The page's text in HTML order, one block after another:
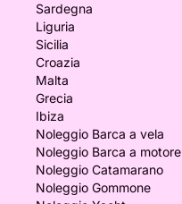
Sardegna
Liguria
Sicilia
Croazia
Malta
Grecia
Ibiza
Noleggio Barca a vela
Noleggio Barca a motore
Noleggio Catamarano
Noleggio Gommone